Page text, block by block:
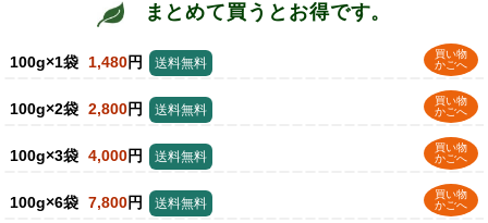
まとめて買うとお得です。
100g×1袋 1,480円
買い物
かごへ
送料無料
100g×2袋 2,800円
買い物
かごへ
送料無料
100g×3袋 4,000円
買い物
かごへ
送料無料
100g×6袋 7,800円
買い物
かごへ
送料無料